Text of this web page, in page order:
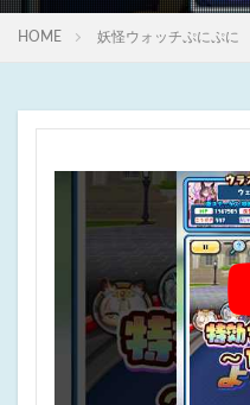
HOME 妖怪ウォッチぷにぷに